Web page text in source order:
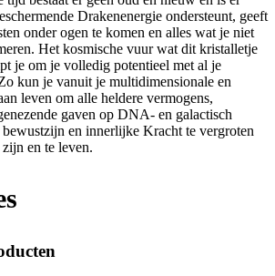
Drakenenergie ondersteunt, geeft
onder ogen te komen en alles wat je niet
Het kosmische vuur wat dit kristalletje
je om je volledig potentieel met al je
kun je vanuit je multidimensionale en
leven om alle heldere vermogens,
gaven op DNA- en galactisch
en innerlijke Kracht te vergroten
en te leven.